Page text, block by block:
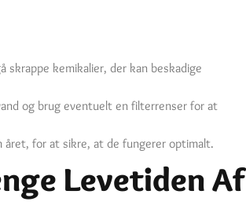
skrappe kemikalier, der kan beskadige
og brug eventuelt en filterrenser for at
for at sikre, at de fungerer optimalt.
Levetiden Af